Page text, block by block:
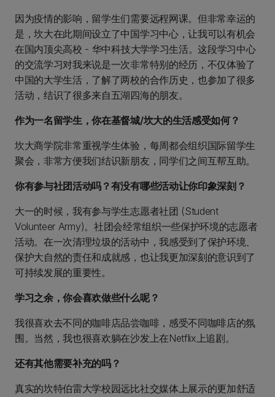
因为疫情的影响，留学生们需要远程网课。但非常幸运的
是，坎大在此期间设立了中国学习中心，让我可以有机会
在国内顶尖高校 - 华中科技大学学习生活。这段学习中心
的交流学习对我来说是一次非常特别的经历，不仅体验了
中国的大学生活，了解了两校的合作历史，也参加了很多
活动，结识了很多来自五湖四海的朋友。
作为一名留学生，你在基督城/坎大的生活感受如何？
坎大商学院非常重视学生体验，每周都会组织国际留学生
聚会，非常方便我们结识新朋友，同学们之间互帮互助。
你有参与社团活动吗？有没有哪些活动让你印象深刻？
大一的时候，我有参与学生志愿者社团 (Student
Volunteer Army)。社团会经常组织一些保护环境的志愿者
活动。在一次清理垃圾的活动中，我感受到了保护环境、
保护大自然的责任和成就感，也让我更加深刻的意识到了
可持续发展的重要性。
学习之余，你会喜欢做些什么呢？
我很喜欢去不同的咖啡店品尝咖啡，感受不同咖啡店的氛
围。当然，我也很喜欢躺在沙发上在Netflix上追剧。
还有其他需要补充的吗？
真实的坎特伯雷大学校园远比社交媒体上展示的更加舒适